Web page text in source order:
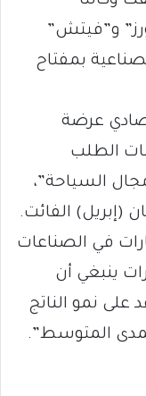
و”فيتش”
بمفتاح
عرضة
الطلب
السياحة”،
(إبريل) الفائت.
في الصناعات
ينبغي أن
على نمو الناتج
المتوسط”.